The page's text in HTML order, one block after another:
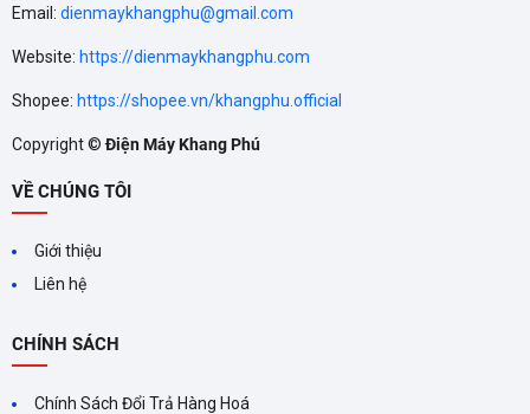
Nhờ vậy, sản phẩm phù hợp sử dụng trong nhiều khu vực khác
nhau như phòng khách gia đình, phòng ngủ hay không gian làm
Tiết Kiệm Điện Năng Vượt Trội
nhiên, giúp làm mát nhanh chóng mà không gây cảm giác khô
da hay khó chịu thường thấy ở máy lạnh truyền thống.
Email: dienmaykhangphu@gmail.com
Website: https://dienmaykhangphu.com
Shopee: https://shopee.vn/khangphu.official
Copyright ©Điện Máy Khang Phú
VỀ CHÚNG TÔI
Giới thiệu
Liên hệ
CHÍNH SÁCH
Chính Sách Đổi Trả Hàng Hoá